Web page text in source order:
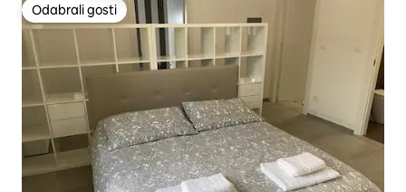
Odabrali gosti
Odabrali gosti